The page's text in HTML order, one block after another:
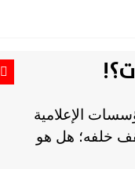
الإعلامية
خلفه؛ هل هو